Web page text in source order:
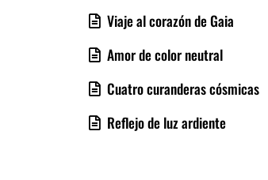
Viaje al corazón de Gaia
Amor de color neutral
Cuatro curanderas cósmicas
Reflejo de luz ardiente